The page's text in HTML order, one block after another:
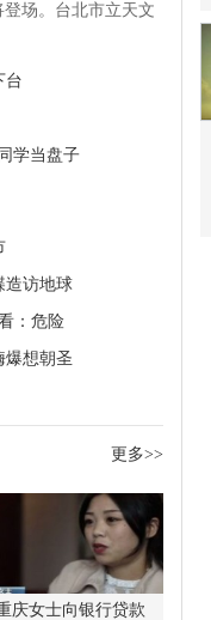
场。台北市立天文
台
学当盘子
造访地球
：危险
爆想朝圣
更多>>
庆女士向银行贷款